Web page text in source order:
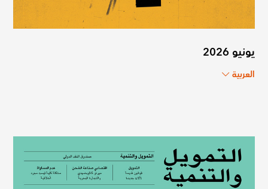
يونيو 2026
العربية